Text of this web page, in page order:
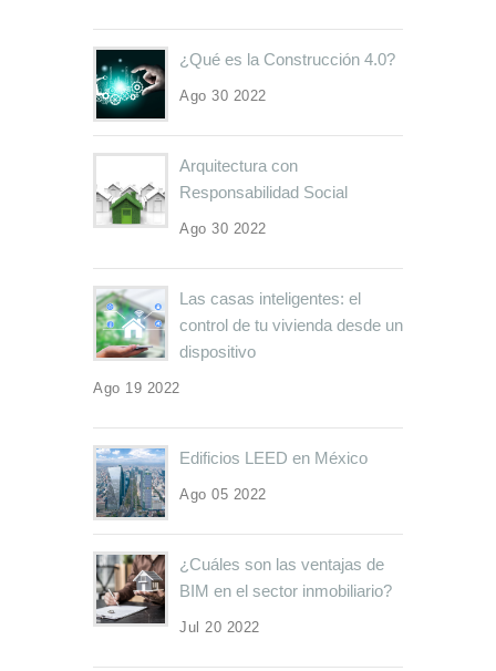
¿Qué es la Construcción 4.0?
Ago 30 2022
Arquitectura con
Responsabilidad Social
Ago 30 2022
Las casas inteligentes: el
control de tu vivienda desde un
dispositivo
Ago 19 2022
Edificios LEED en México
Ago 05 2022
¿Cuáles son las ventajas de
BIM en el sector inmobiliario?
Jul 20 2022